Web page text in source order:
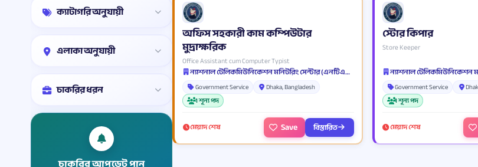
ক্যাটাগরি অনুযায়ী
এলাকা অনুযায়ী
চাকরির ধরন
অফিস সহকারী কাম কম্পিউটার
মুদ্রাক্ষরিক
Office Assistant cum Computer Typist
ন্যাশনাল টেলিকমিউনিকেশন মনিটরিং সেন্টার (এনটিএমসি)
Government Service
Dhaka, Bangladesh
1 শূন্য পদ
মেয়াদ শেষ Save বিস্তারিত
স্টোর কিপার
Store Keeper
Government Service
1 শূন্য পদ
মেয়াদ শেষ